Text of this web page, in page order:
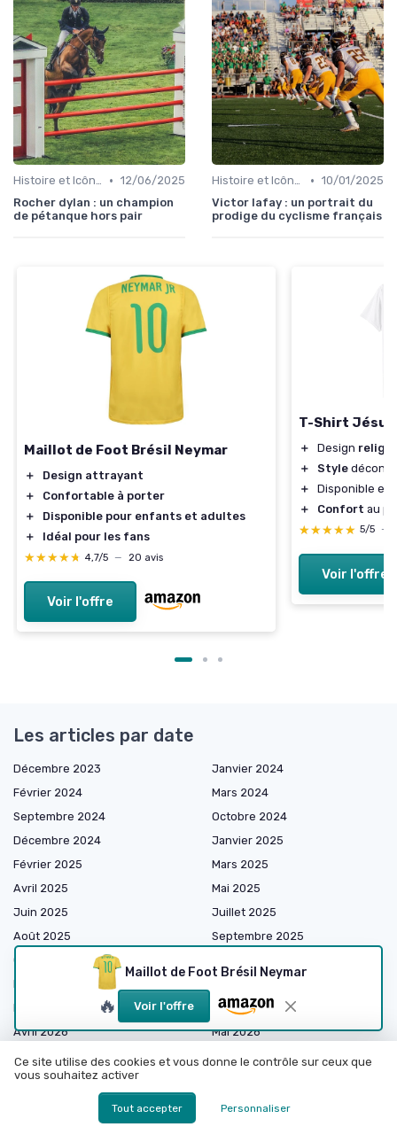
Histoire et Icônes du Sport • 12/06/2025
Rocher dylan : un champion
de pétanque hors pair
Histoire et Icônes du Sport • 10/01/2025
Victor lafay : un portrait du
prodige du cyclisme français
Maillot de Foot Brésil Neymar
＋
Design attrayant
＋
Confortable à porter
＋
Disponible pour enfants et adultes
＋
Idéal pour les fans
★★★★★
★★★★★ 4,7/5 — 20 avis
Voir l'offre
T-Shirt Jésus
＋ Design
＋
Style
＋
Disponible en
＋
Confort au
★★★★★
★★★★★ 5/5 —
Voir l'offre
Maillot de Foot Brésil Neymar
🔥 Voir l'offre
Les articles par date
Décembre 2023
Janvier 2024
Février 2024
Mars 2024
Septembre 2024
Octobre 2024
Décembre 2024
Janvier 2025
Février 2025
Mars 2025
Avril 2025
Mai 2025
Juin 2025
Juillet 2025
Août 2025
Septembre 2025
Octobre 2025
Décembre 2025
Février 2026
Mars 2026
Avril 2026
Mai 2026
Juin 2026
Juillet 2026
Août 2026
Ce site utilise des cookies et vous donne le contrôle sur ceux que
vous souhaitez activer
Tout accepter Personnaliser